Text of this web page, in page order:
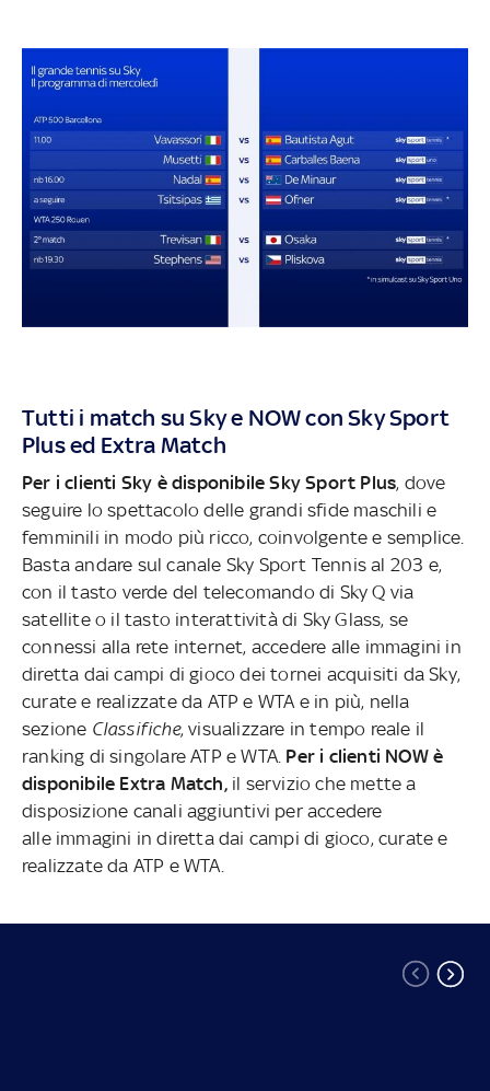
Tutti i match su Sky e NOW con Sky Sport
Plus ed Extra Match
Per i clienti Sky è disponibile Sky Sport Plus, dove
seguire lo spettacolo delle grandi sfide maschili e
femminili in modo più ricco, coinvolgente e semplice.
Basta andare sul canale Sky Sport Tennis al 203 e,
con il tasto verde del telecomando di Sky Q via
satellite o il tasto interattività di Sky Glass, se
connessi alla rete internet, accedere alle immagini in
diretta dai campi di gioco dei tornei acquisiti da Sky,
curate e realizzate da ATP e WTA e in più, nella
sezione Classifiche, visualizzare in tempo reale il
ranking di singolare ATP e WTA. Per i clienti NOW è
disponibile Extra Match,il servizio che mette a
disposizione canali aggiuntivi per accedere
alle immagini in diretta dai campi di gioco, curate e
realizzate da ATP e WTA.